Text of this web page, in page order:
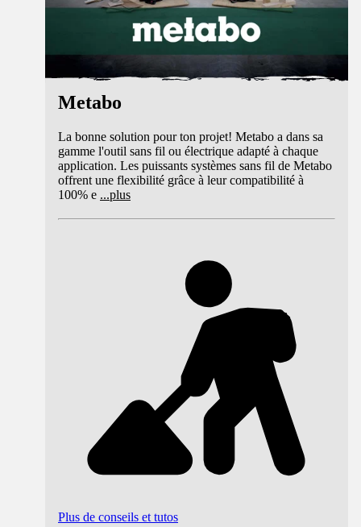
Metabo
La bonne solution pour ton projet! Metabo a dans sa
gamme l'outil sans fil ou électrique adapté à chaque
application. Les puissants systèmes sans fil de Metabo
offrent une flexibilité grâce à leur compatibilité à
100% e ...plus
Plus de conseils et tutos